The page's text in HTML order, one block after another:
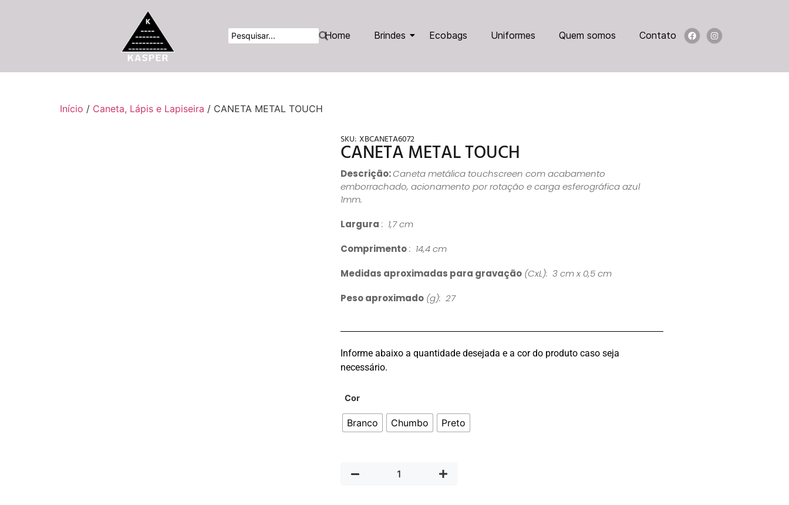
Home Brindes Ecobags Uniformes Quem somos Contato
Início / Caneta, Lápis e Lapiseira / CANETA METAL TOUCH
SKU: XBCANETA6072
CANETA METAL TOUCH
Descrição:Caneta metálica touchscreen com acabamento
emborrachado, acionamento por rotação e carga esferográfica azul
1mm.
Largura : 1,7 cm
Comprimento: 14,4 cm
Medidas aproximadas para gravação (CxL): 3 cm x 0,5 cm
Peso aproximado (g): 27
Informe abaixo a quantidade desejada e a cor do produto caso seja
necessário.
Cor
Branco Chumbo Preto